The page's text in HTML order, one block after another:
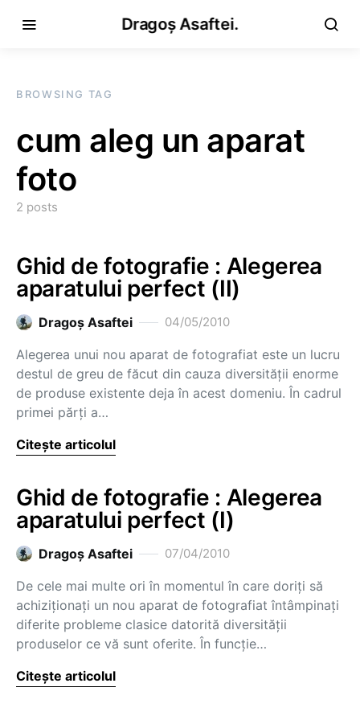
Dragoș Asaftei.
BROWSING TAG
cum aleg un aparat
foto
2 posts
Ghid de fotografie : Alegerea
aparatului perfect (II)
Dragoş Asaftei 04/05/2010
Alegerea unui nou aparat de fotografiat este un lucru
destul de greu de făcut din cauza diversităţii enorme
de produse existente deja în acest domeniu. În cadrul
primei părţi a…
Citește articolul
Ghid de fotografie : Alegerea
aparatului perfect (I)
Dragoş Asaftei 07/04/2010
De cele mai multe ori în momentul în care doriţi să
achiziţionaţi un nou aparat de fotografiat întâmpinaţi
diferite probleme clasice datorită diversităţii
produselor ce vă sunt oferite. În funcţie…
Citește articolul